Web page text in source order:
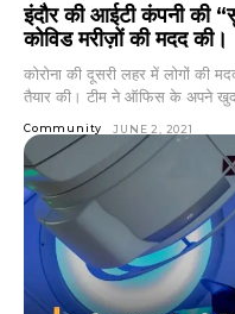
इंदौर की आईटी कंपनी की
कोविड मरीज़ों की मदद की।
कोरोना की दूसरी लहर में लोगों की
तैयार की। टीम ने ऑफिस के अपने
Community JUNE 2, 2021